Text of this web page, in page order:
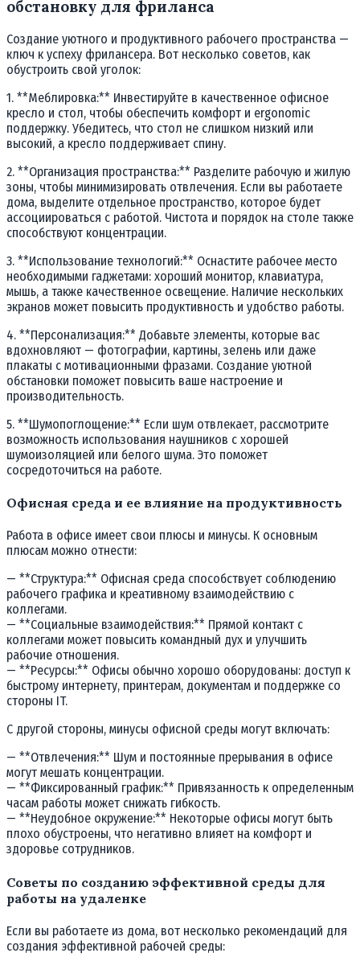
обстановку для фриланса
Создание уютного и продуктивного рабочего пространства —
ключ к успеху фрилансера. Вот несколько советов, как
обустроить свой уголок:
1. **Меблировка:** Инвестируйте в качественное офисное
кресло и стол, чтобы обеспечить комфорт и ergonomic
поддержку. Убедитесь, что стол не слишком низкий или
высокий, а кресло поддерживает спину.
2. **Организация пространства:** Разделите рабочую и жилую
зоны, чтобы минимизировать отвлечения. Если вы работаете
дома, выделите отдельное пространство, которое будет
ассоциироваться с работой. Чистота и порядок на столе также
способствуют концентрации.
3. **Использование технологий:** Оснастите рабочее место
необходимыми гаджетами: хороший монитор, клавиатура,
мышь, а также качественное освещение. Наличие нескольких
экранов может повысить продуктивность и удобство работы.
4. **Персонализация:** Добавьте элементы, которые вас
вдохновляют — фотографии, картины, зелень или даже
плакаты с мотивационными фразами. Создание уютной
обстановки поможет повысить ваше настроение и
производительность.
5. **Шумопоглощение:** Если шум отвлекает, рассмотрите
возможность использования наушников с хорошей
шумоизоляцией или белого шума. Это поможет
сосредоточиться на работе.
Офисная среда и ее влияние на продуктивность
Работа в офисе имеет свои плюсы и минусы. К основным
плюсам можно отнести:
— **Структура:** Офисная среда способствует соблюдению
рабочего графика и креативному взаимодействию с
коллегами.
— **Социальные взаимодействия:** Прямой контакт с
коллегами может повысить командный дух и улучшить
рабочие отношения.
— **Ресурсы:** Офисы обычно хорошо оборудованы: доступ к
быстрому интернету, принтерам, документам и поддержке со
стороны IT.
С другой стороны, минусы офисной среды могут включать:
— **Отвлечения:** Шум и постоянные прерывания в офисе
могут мешать концентрации.
— **Фиксированный график:** Привязанность к определенным
часам работы может снижать гибкость.
— **Неудобное окружение:** Некоторые офисы могут быть
плохо обустроены, что негативно влияет на комфорт и
здоровье сотрудников.
Советы по созданию эффективной среды для
работы на удаленке
Если вы работаете из дома, вот несколько рекомендаций для
создания эффективной рабочей среды: